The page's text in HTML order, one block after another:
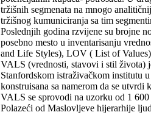
tržišnih segmenata na mnogo
tržišnog kumuniciranja sa tim
Poslednjih godina rzvijene su brojne
posebno mesto u inventarisanju
and Life Styles), LOV ( List of
VALS (vrednosti, stavovi i stil života)
Stanfordskom istraživačkom institutu
konstruisana sa namerom da se
VALS se sprovodi na uzorku od 1
Polazeći od Maslovljeve hijerarhije